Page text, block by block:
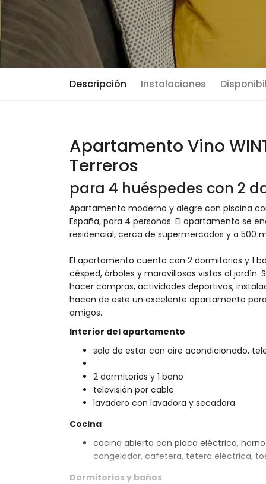
Descripción Instalaciones
Apartamento Vino
Terreros
para 4 huéspedes con 2
Apartamento moderno y alegre con piscina
España, para 4 personas. El apartamento se
residencial, cerca de supermercados y a 500
El apartamento cuenta con 2 dormitorios y 1
césped, árboles y maravillosas vistas al
hacer compras, actividades deportivas,
hacen de este un excelente apartamento
amigos.
Interior del apartamento
sala de estar con aire acondicionado,
2 dormitorios y 1 baño
televisión por cable
lavadero con lavadora y secadora
Cocina
cocina abierta con placa eléctrica,
congelador, cafetera, tetera eléctrica,
Dormitorios y baños